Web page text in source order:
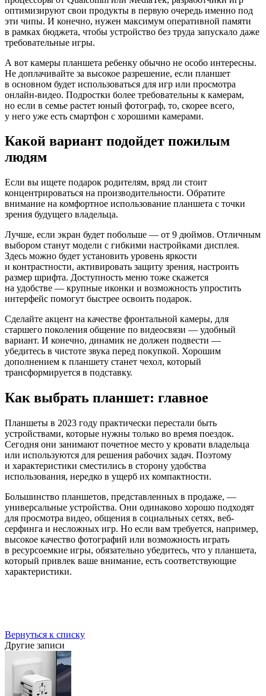
оптимизируют свои продукты в первую очередь именно под
эти чипы. И конечно, нужен максимум оперативной памяти
в рамках бюджета, чтобы устройство без труда запускало даже
требовательные игры.
А вот камеры планшета ребенку обычно не особо интересны.
Не доплачивайте за высокое разрешение, если планшет
в основном будет использоваться для игр или просмотра
онлайн-видео. Подростки более требовательны к камерам,
но если в семье растет юный фотограф, то, скорее всего,
у него уже есть смартфон с хорошими камерами.
Какой вариант подойдет пожилым
людям
Если вы ищете подарок родителям, вряд ли стоит
концентрироваться на производительности. Обратите
внимание на комфортное использование планшета с точки
зрения будущего владельца.
Лучше, если экран будет побольше — от 9 дюймов. Отличным
выбором станут модели с гибкими настройками дисплея.
Здесь можно будет установить уровень яркости
и контрастности, активировать защиту зрения, настроить
размер шрифта. Доступность меню тоже скажется
на удобстве — крупные иконки и возможность упростить
интерфейс помогут быстрее освоить подарок.
Сделайте акцент на качестве фронтальной камеры, для
старшего поколения общение по видеосвязи — удобный
вариант. И конечно, динамик не должен подвести —
убедитесь в чистоте звука перед покупкой. Хорошим
дополнением к планшету станет чехол, который
трансформируется в подставку.
Как выбрать планшет: главное
Планшеты в 2023 году практически перестали быть
устройствами, которые нужны только во время поездок.
Сегодня они занимают почетное место у кровати владельца
или используются для решения рабочих задач. Поэтому
и характеристики сместились в сторону удобства
использования, нередко в ущерб их компактности.
Большинство планшетов, представленных в продаже, —
универсальные устройства. Они одинаково хорошо подходят
для просмотра видео, общения в социальных сетях, веб-
серфинга и несложных игр. Но если вам требуется, например,
высокое качество фотографий или возможность играть
в ресурсоемкие игры, обязательно убедитесь, что у планшета,
который привлек ваше внимание, есть соответствующие
характеристики.
Вернуться к списку
Другие записи